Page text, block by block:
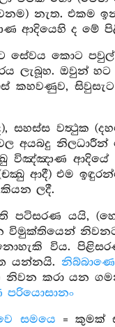
නැත. එකම
ආදියෙහි ද මේ
සේවය කොට
ලැබූහ. ඔවුන් හට
කහවණුව,
සහස්ස වත්‍ථුක
අයබදු
විඤ්ඤාණ
ආදී) එම
ලදී.
යයි,
විමුක්තියෙන්
විය.
යන්නයි.
නිවන කරා යන
පරියොසානං
සමයෙ = කුමක්